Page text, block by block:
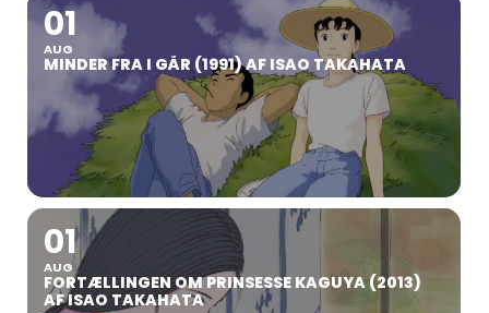
01
AUG
MINDER FRA I GÅR (1991) AF ISAO TAKAHATA
01
AUG
FORTÆLLINGEN OM PRINSESSE KAGUYA (2013)
AF ISAO TAKAHATA